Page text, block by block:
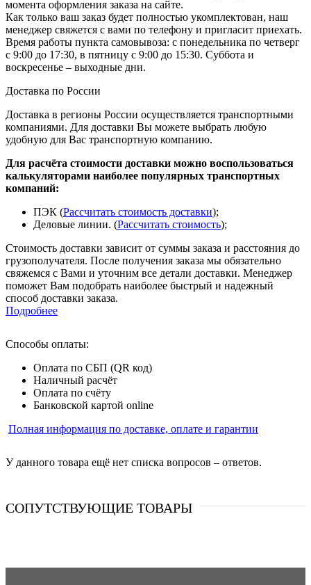
момента оформления заказа на сайте.
Как только ваш заказ будет полностью укомплектован, наш
менеджер свяжется с вами по телефону и пригласит приехать.
Время работы пункта самовывоза: с понедельника по четверг
с 9:00 до 17:30, в пятницу с 9:00 до 15:30. Суббота и
воскресенье – выходные дни.
Доставка по России
Доставка в регионы России осуществляется транспортными
компаниями. Для доставки Вы можете выбрать любую
удобную для Вас транспортную компанию.
Для расчёта стоимости доставки можно воспользоваться
калькуляторами наиболее популярных транспортных
компаний:
ПЭК (Рассчитать стоимость доставки);
Деловые линии. (Рассчитать стоимость);
Стоимость доставки зависит от суммы заказа и расстояния до
грузополучателя. После получения заказа мы обязательно
свяжемся с Вами и уточним все детали доставки. Менеджер
поможет Вам подобрать наиболее быстрый и надежный
способ доставки заказа.
Подробнее
Способы оплаты:
Оплата по СБП (QR код)
Наличный расчёт
Оплата по счёту
Банковской картой online
Полная информация по доставке, оплате и гарантии
У данного товара ещё нет списка вопросов – ответов.
СОПУТСТВУЮЩИЕ ТОВАРЫ